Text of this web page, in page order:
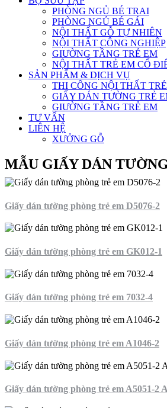
PHÒNG NGỦ BÉ TRAI
PHÒNG NGỦ BÉ GÁI
NỘI THẤT GỖ TỰ NHIÊN
NỘI THẤT CÔNG NGHIỆP
GIƯỜNG TẦNG TRẺ EM
NỘI THẤT TRẺ EM CỔ
SẢN PHẨM & DỊCH VỤ
THI CÔNG NỘI THẤT
GIẤY DÁN TƯỜNG TRẺ
GIƯỜNG TẦNG TRẺ EM
TƯ VẤN
LIÊN HỆ
XƯỞNG GỖ
MẪU GIẤY DÁN
Giấy dán tường phòng trẻ em D5076-2
Giấy dán tường phòng trẻ em GK012-1
Giấy dán tường phòng trẻ em 7032-4
Giấy dán tường phòng trẻ em A1046-2
Giấy dán tường phòng trẻ em A5051-2